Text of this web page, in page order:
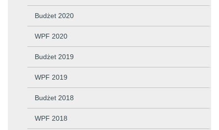
Budżet 2020
WPF 2020
Budżet 2019
WPF 2019
Budżet 2018
WPF 2018